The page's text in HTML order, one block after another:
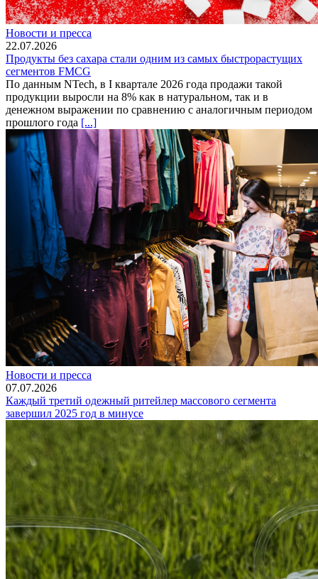
Новости и пресса
22.07.2026
Продукты без сахара стали одним из самых быстрорастущих
сегментов FMCG
По данным NTech, в I квартале 2026 года продажи такой
продукции выросли на 8% как в натуральном, так и в
денежном выражении по сравнению с аналогичным периодом
прошлого года [...]
Новости и пресса
07.07.2026
Каждый третий одежный ритейлер массового сегмента
завершил 2025 год в минусе